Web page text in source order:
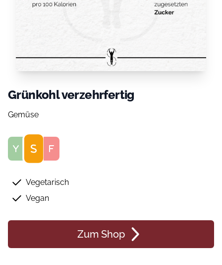
Grünkohl verzehrfertig
Gemüse
Score
Vegetarisch
Vegan
Zum Shop